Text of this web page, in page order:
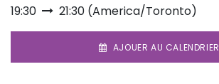
19:30 21:30 (America/Toronto)
AJOUER AU CALENDRIER